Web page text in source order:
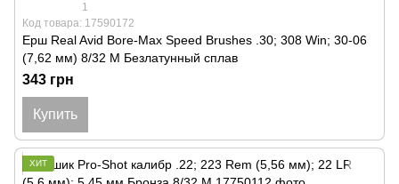
1
Код товара: 17590172
Ерш Real Avid Bore-Max Speed Brushes .30; 308 Win; 30-06
(7,62 мм) 8/32 M Безлатунный сплав
343 грн
Купить
ХИТ